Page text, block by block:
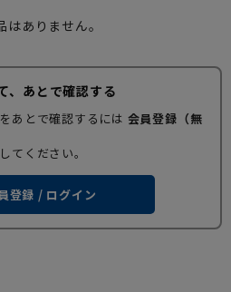
ありません。
、あとで確認する
あとで確認するには 会員登録（無
てください。
登録 / ログイン